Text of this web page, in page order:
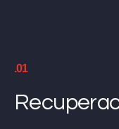
.01